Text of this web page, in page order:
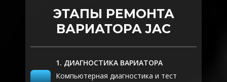
замена масляного фильтра,
замена трансмиссионного
масла,
правого привода,
замена комплекта
тефлоновых уплотнений,
замена конусов,
замена или ремонт
ЭТАПЫ РЕМОНТА
ВАРИАТОРА JAC
1. ДИАГНОСТИКА ВАРИАТОРА
Компьютерная диагностика и тест